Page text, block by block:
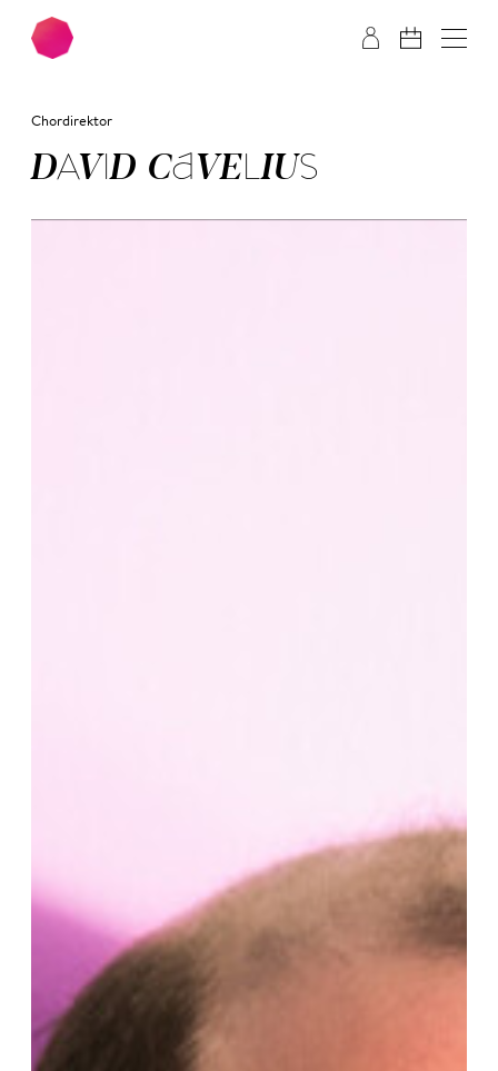
Zum Hauptinhalt springen Zum Footer springen
Chordirektor
DA­VID CA­VE­LI­US